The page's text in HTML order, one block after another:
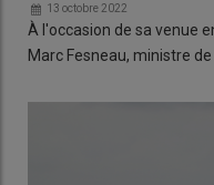
13 octobre 2022
À l'occasion de sa venue
Marc Fesneau, ministre de